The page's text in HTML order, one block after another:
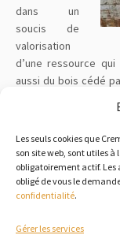
Les seuls cookies que
son site web, sont utiles
obligatoirement actif.
obligé de vous le
confidentialité.
Gérer les services
dans un
soucis de
valorisation
d’une ressource
aussi du bois cédé
d’assainissement
du bois d’une
auraient souhaité voir